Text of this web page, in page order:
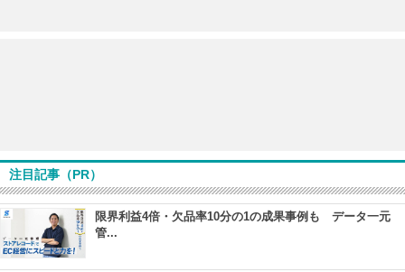
注目記事（PR）
限界利益4倍・欠品率10分の1の成果事例も データ一元
管...